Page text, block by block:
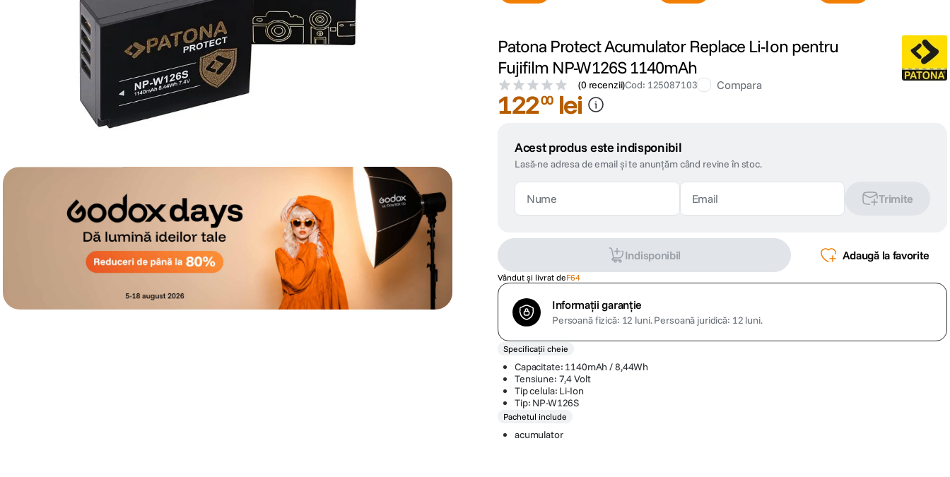
Patona Protect Acumulator Replace Li-Ion pentru
Fujifilm NP-W126S 1140mAh
(0 recenzii)Cod: 125087103 Compara
12200 lei
Acest produs este indisponibil
Lasă-ne adresa de email și te anunțăm când revine în stoc.
Trimite
Indisponibil Adaugă la favorite
Vândut și livrat deF64
Informații garanție
Persoană fizică: 12 luni.Persoană juridică: 12 luni.
Specificații cheie
Capacitate: 1140mAh / 8,44Wh
Tensiune: 7,4 Volt
Tip celula: Li-Ion
Tip: NP-W126S
Pachetul include
acumulator